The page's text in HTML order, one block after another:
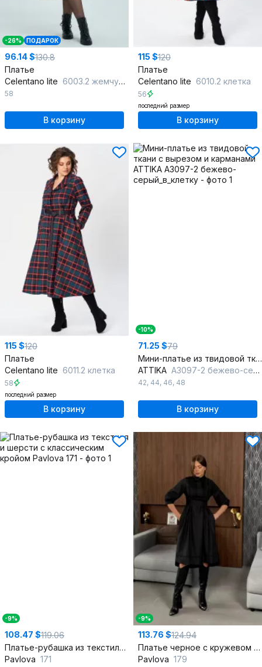
-26% ПОДАРОК
96.14 $130.8
Платье
Celentano lite 6003.2 жемчужный
58
В корзину
115 $120
Платье
Celentano lite 6010.2 клетка
56
последний размер
В корзину
115 $120
Платье
Celentano lite 6011.2 клетка
58
последний размер
В корзину
-10%
71.25 $79
Мини-платье из твидовой ткани с вырезом и карманами
ATTIKA A3097-2 бежево-серый_в_клетку
42, 44, 46, 48
В корзину
-9%
108.47 $119.06
Платье-рубашка из текстиля и шерсти с классическим кройом
Pavlova 171
-9%
113.76 $124.94
Платье черное с кружевом и оборками из бязи и шерсти
Pavlova 179